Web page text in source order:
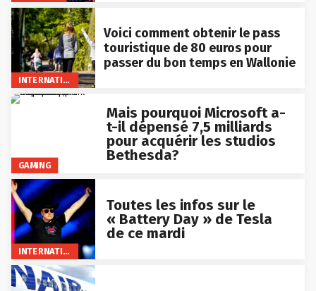
INTERNATIONAL
Voici comment obtenir le pass
touristique de 80 euros pour
passer du bon temps en Wallonie
GAMING
Mais pourquoi Microsoft a-
t-il dépensé 7,5 milliards
pour acquérir les studios
Bethesda?
INTERNATIONAL
Toutes les infos sur le
« Battery Day » de Tesla
de ce mardi